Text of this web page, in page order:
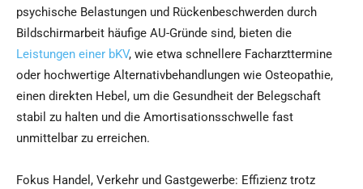
psychische Belastungen und Rückenbeschwerden durch
Bildschirmarbeit häufige AU-Gründe sind, bieten die
Leistungen einer bKV, wie etwa schnellere Facharzttermine
oder hochwertige Alternativbehandlungen wie Osteopathie,
einen direkten Hebel, um die Gesundheit der Belegschaft
stabil zu halten und die Amortisationsschwelle fast
unmittelbar zu erreichen.
Fokus Handel, Verkehr und Gastgewerbe: Effizienz trotz